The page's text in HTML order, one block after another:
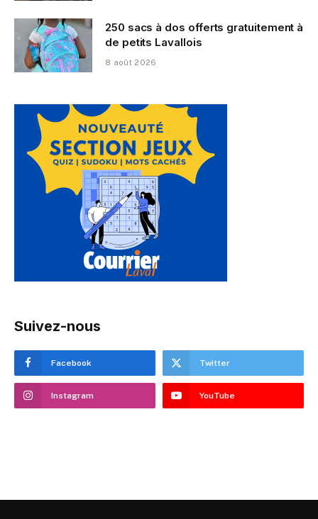
250 sacs à dos offerts gratuitement à
de petits Lavallois
8 août 2026
Suivez-nous
Facebook Twitter
Instagram YouTube